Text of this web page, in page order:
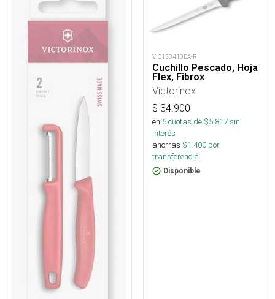
VIC150410BA-R
Cuchillo Pescado, Hoja
Flex, Fibrox
Victorinox
$ 34.900
en 6cuotas de $5.817sin
interés
ahorras $1.400 por
transferencia.
Disponible